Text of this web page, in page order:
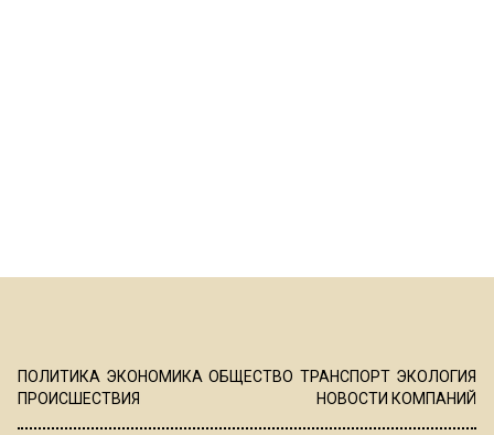
ПОЛИТИКА ЭКОНОМИКА ОБЩЕСТВО ТРАНСПОРТ ЭКОЛОГИЯ
ПРОИСШЕСТВИЯ
НОВОСТИ КОМПАНИЙ